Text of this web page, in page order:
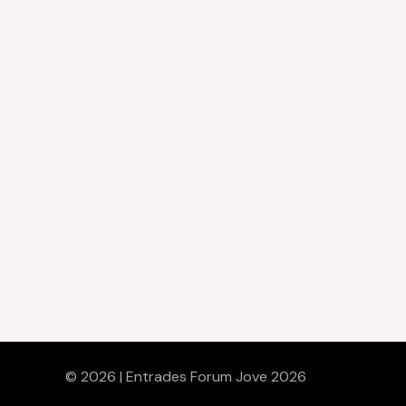
© 2026 | Entrades Forum Jove 2026